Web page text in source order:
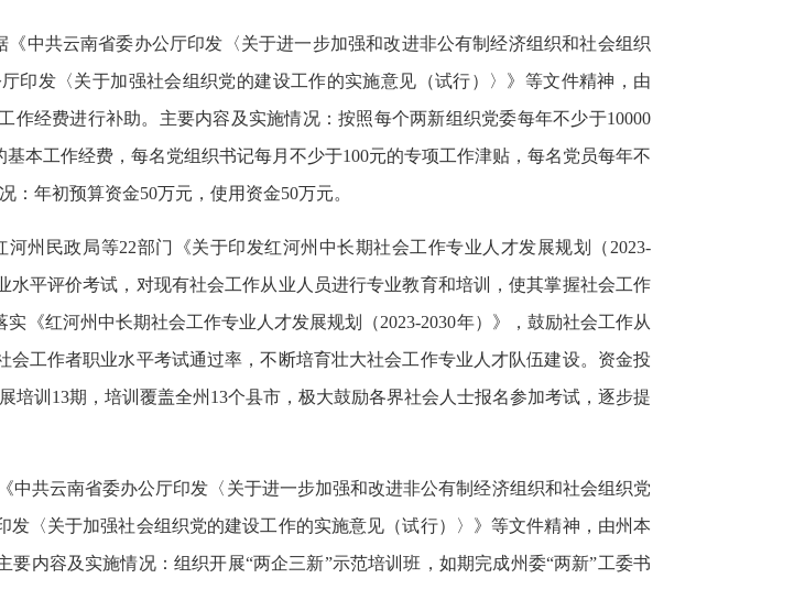
《中共云南省委办公厅印发〈关于进一步加强和改进非公有制经济组织和社会组织
印发〈关于加强社会组织党的建设工作的实施意见（试行）〉》等文件精神， 由
经费进行补助。主要内容及实施情况：按照每个两新组织党委每年不少于10000
本工作经费， 每名党组织书记每月不少于100元的专项工作津贴，每名党员每年不
：年初预算资金50万元，使用资金50万元。
州民政局等22部门《关于印发红河州中长期社会工作专业人才发展规划（2023-
平评价考试，对现有社会工作从业人员进行专业教育和培训，使其掌握社会工作
《红河州中长期社会工作专业人才发展规划（2023-2030年）》， 鼓励社会工作从
工作者职业水平考试通过率，不断培育壮大社会工作专业人才队伍建设。 资金投
培训13期， 培训覆盖全州13个县市，极大鼓励各界社会人士报名参加考试，逐步提
中共云南省委办公厅印发〈关于进一步加强和改进非公有制经济组织和社会组织党
〈关于加强社会组织党的建设工作的实施意见（试行）〉》等文件精神， 由州本
内容及实施情况：组织开展“两企三新”示范培训班，如期完成州委“两新”工委书